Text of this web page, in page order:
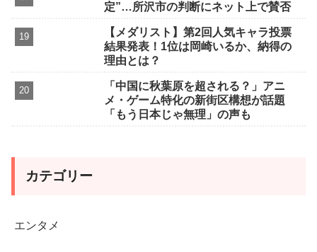
定”…所沢市の判断にネット上で賛否
【メダリスト】第2回人気キャラ投票
結果発表！1位は岡崎いるか、納得の
理由とは？
「中国に秋葉原を超される？」アニ
メ・ゲーム特化の新街区構想が話題
「もう日本じゃ無理」の声も
カテゴリー
エンタメ